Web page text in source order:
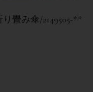
畳み傘/2149505-**